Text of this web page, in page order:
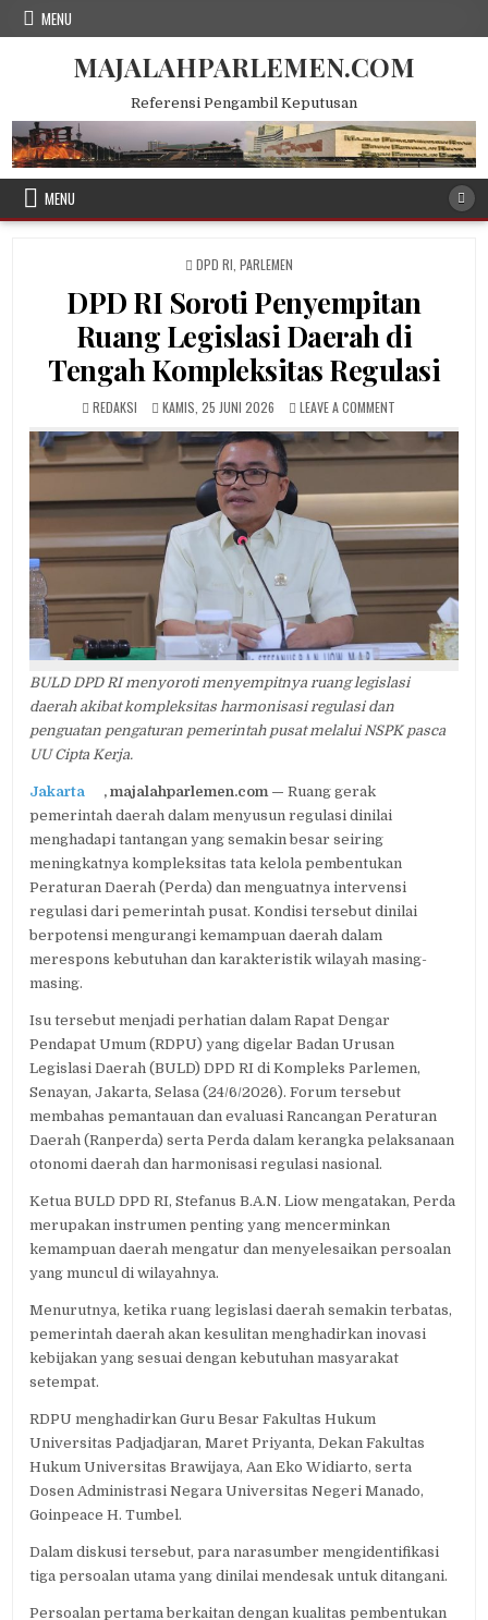
Skip
MENU
MAJALAHPARLEMEN.COM
Referensi Pengambil Keputusan
MENU
POSTED
DPD RI PARLEMEN
DPD RI Soroti Penyempitan
Ruang Legislasi Daerah di
Tengah Kompleksitas Regulasi
AUTHOR:
REDAKSI
PUBLISHED
KAMIS, 25 JUNI 2026 LEAVE A COMMENT
SOROTI
RUANG
DAERAH
DI
KOMPLEKSITAS
REGULASI
BULD DPD RI menyoroti menyempitnya ruang legislasi
daerah akibat kompleksitas harmonisasi regulasi dan
penguatan pengaturan pemerintah pusat melalui NSPK pasca
UU Cipta Kerja.
Jakarta , majalahparlemen.com — Ruang gerak
pemerintah daerah dalam menyusun regulasi dinilai
menghadapi tantangan yang semakin besar seiring
meningkatnya kompleksitas tata kelola pembentukan
Peraturan Daerah (Perda) dan menguatnya intervensi
regulasi dari pemerintah pusat. Kondisi tersebut dinilai
berpotensi mengurangi kemampuan daerah dalam
merespons kebutuhan dan karakteristik wilayah masing-
masing.
Isu tersebut menjadi perhatian dalam Rapat Dengar
Pendapat Umum (RDPU) yang digelar Badan Urusan
Legislasi Daerah (BULD) DPD RI di Kompleks Parlemen,
Senayan, Jakarta, Selasa (24/6/2026). Forum tersebut
membahas pemantauan dan evaluasi Rancangan Peraturan
Daerah (Ranperda) serta Perda dalam kerangka pelaksanaan
otonomi daerah dan harmonisasi regulasi nasional.
Ketua BULD DPD RI, Stefanus B.A.N. Liow mengatakan, Perda
merupakan instrumen penting yang mencerminkan
kemampuan daerah mengatur dan menyelesaikan persoalan
yang muncul di wilayahnya.
Menurutnya, ketika ruang legislasi daerah semakin terbatas,
pemerintah daerah akan kesulitan menghadirkan inovasi
kebijakan yang sesuai dengan kebutuhan masyarakat
setempat.
RDPU menghadirkan Guru Besar Fakultas Hukum
Universitas Padjadjaran, Maret Priyanta, Dekan Fakultas
Hukum Universitas Brawijaya, Aan Eko Widiarto, serta
Dosen Administrasi Negara Universitas Negeri Manado,
Goinpeace H. Tumbel.
Dalam diskusi tersebut, para narasumber mengidentifikasi
tiga persoalan utama yang dinilai mendesak untuk ditangani.
Persoalan pertama berkaitan dengan kualitas pembentukan